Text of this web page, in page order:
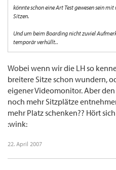
könnte schon eine Art Test gewesen sein
Sitzen.
Und um beim Boarding nicht zuviel
temporär verhüllt..
Wobei wenn wir die LH so
breitere Sitze schon wundern,
eigener Videomonitor. Aber
noch mehr Sitzplätze
mehr Platz schenken?? Hört
:wink:
22. April 2007